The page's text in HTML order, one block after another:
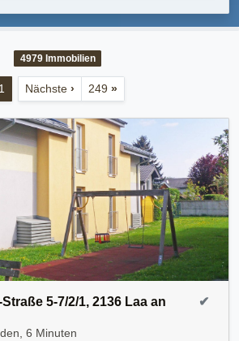
4979Immobilien
1 Nächste › 249 »
5-7/2/1, 2136 Laa an
6 Minuten
✔